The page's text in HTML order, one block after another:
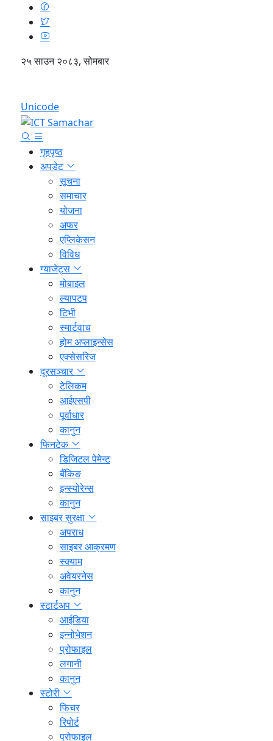
२५ साउन २०८३, सोमबार
Unicode
गृहपृष्ठ
अपडेट
सूचना
समाचार
योजना
अफर
एप्लिकेसन
विविध
ग्याजेट्स
मोबाइल
ल्यापटप
टिभी
स्मार्टवाच
होम अप्लाइन्सेस
एक्सेसरिज
दूरसञ्चार
टेलिकम
आईएसपी
पूर्वाधार
कानुन
फिनटेक
डिजिटल पेमेन्ट
बैंकिङ
इन्स्योरेन्स
कानुन
साइबर सुरक्षा
अपराध
साइबर आक्रमण
स्क्याम
अवेयरनेस
कानुन
स्टार्टअप
आईडिया
इन्नोभेशन
प्रोफाइल
लगानी
कानुन
स्टोरी
फिचर
रिपोर्ट
प्रोफाइल